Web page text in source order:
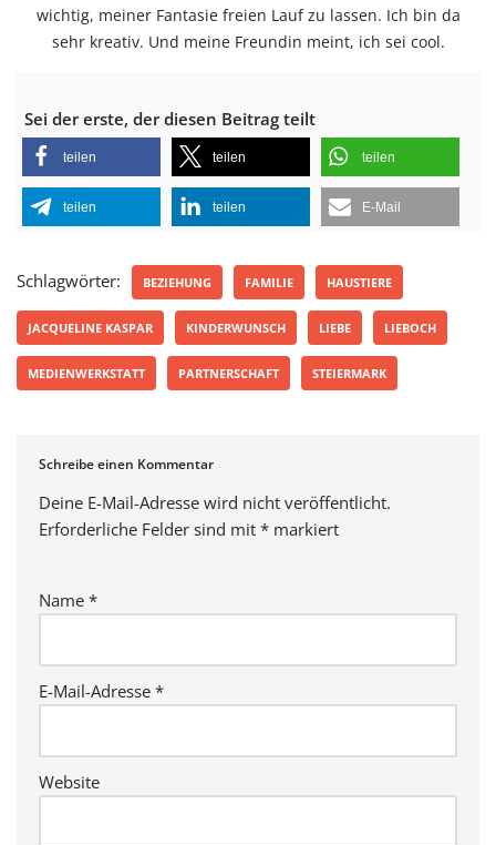
wichtig, meiner Fantasie freien Lauf zu lassen. Ich bin da
sehr kreativ. Und meine Freundin meint, ich sei cool.
Sei der erste, der diesen Beitrag teilt
teilen teilen teilen
teilen teilen E-Mail
Schlagwörter: BEZIEHUNG FAMILIE HAUSTIERE
JACQUELINE KASPAR KINDERWUNSCH LIEBE LIEBOCH
MEDIENWERKSTATT PARTNERSCHAFT STEIERMARK
Schreibe einen Kommentar
Deine E-Mail-Adresse wird nicht veröffentlicht.
Erforderliche Felder sind mit * markiert
Name *
E-Mail-Adresse *
Website